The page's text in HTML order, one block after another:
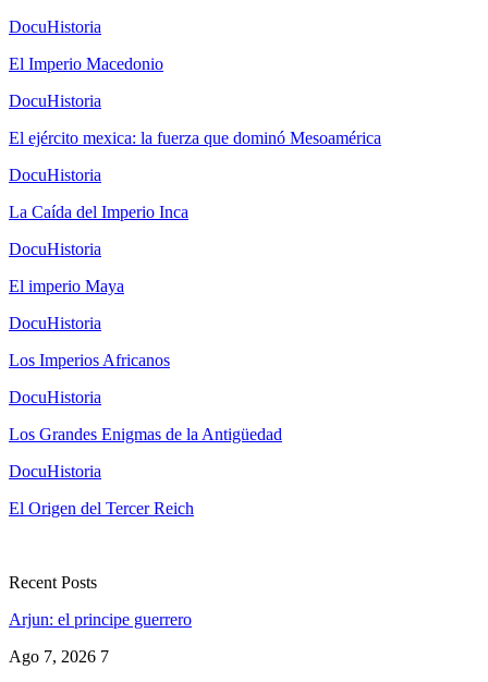
DocuHistoria
El Imperio Macedonio
DocuHistoria
El ejército mexica: la fuerza que dominó Mesoamérica
DocuHistoria
La Caída del Imperio Inca
DocuHistoria
El imperio Maya
DocuHistoria
Los Imperios Africanos
DocuHistoria
Los Grandes Enigmas de la Antigüedad
DocuHistoria
El Origen del Tercer Reich
Recent Posts
Arjun: el principe guerrero
Ago 7, 2026 7